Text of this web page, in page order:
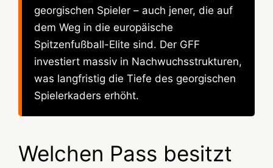
georgischen Spieler – auch jener, die auf
dem Weg in die europäische
Spitzenfußball-Elite sind. Der GFF
investiert massiv in Nachwuchsstrukturen,
was langfristig die Tiefe des georgischen
Spielerkaders erhöht.
Welchen Pass besitzt